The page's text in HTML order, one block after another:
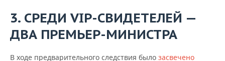
3. СРЕДИ VIP-СВИДЕТЕЛЕЙ —
ДВА ПРЕМЬЕР-МИНИСТРА
В ходе предварительного следствия было засвечено